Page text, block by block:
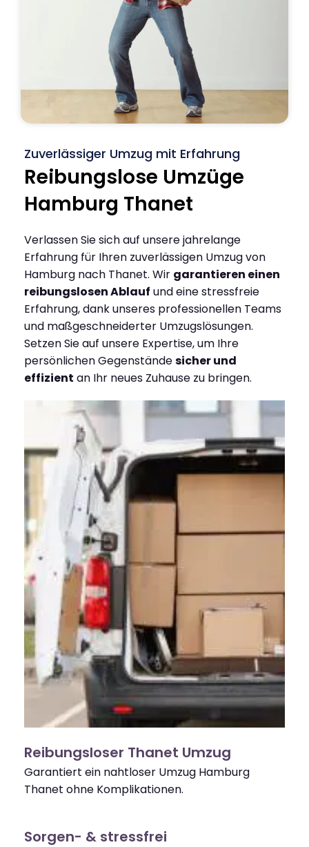
Zuverlässiger Umzug mit Erfahrung
Reibungslose Umzüge
Hamburg Thanet
Verlassen Sie sich auf unsere jahrelange
Erfahrung für Ihren zuverlässigen Umzug von
Hamburg nach Thanet. Wir garantieren einen
reibungslosen Ablauf und eine stressfreie
Erfahrung, dank unseres professionellen Teams
und maßgeschneiderter Umzugslösungen.
Setzen Sie auf unsere Expertise, um Ihre
persönlichen Gegenständesicher und
effizient an Ihr neues Zuhause zu bringen.
Reibungsloser Thanet Umzug
Garantiert ein nahtloser Umzug Hamburg
Thanet ohne Komplikationen.
Sorgen- & stressfrei